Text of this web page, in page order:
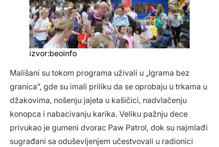
izvor:beoinfo
Mališani su tokom programa uživali u „Igrama bez
granica”, gde su imali priliku da se oprobaju u trkama u
džakovima, nošenju jajeta u kašičici, nadvlačenju
konopca i nabacivanju karika. Veliku pažnju dece
privukao je gumeni dvorac Paw Patrol, dok su najmlađi
sugrađani sa oduševljenjem učestvovali u radionici